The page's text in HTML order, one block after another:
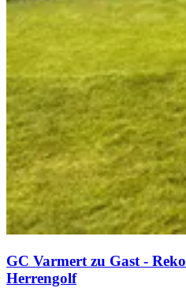
GC Varmert zu Gast -
Herrengolf